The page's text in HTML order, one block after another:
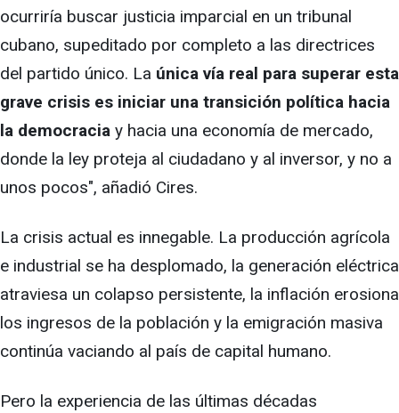
ocurriría buscar justicia imparcial en un tribunal
cubano, supeditado por completo a las directrices
del partido único. La única vía real para superar esta
grave crisis es iniciar una transición política hacia
la democracia y hacia una economía de mercado,
donde la ley proteja al ciudadano y al inversor, y no a
unos pocos", añadió Cires.
La crisis actual es innegable. La producción agrícola
e industrial se ha desplomado, la generación eléctrica
atraviesa un colapso persistente, la inflación erosiona
los ingresos de la población y la emigración masiva
continúa vaciando al país de capital humano.
Pero la experiencia de las últimas décadas